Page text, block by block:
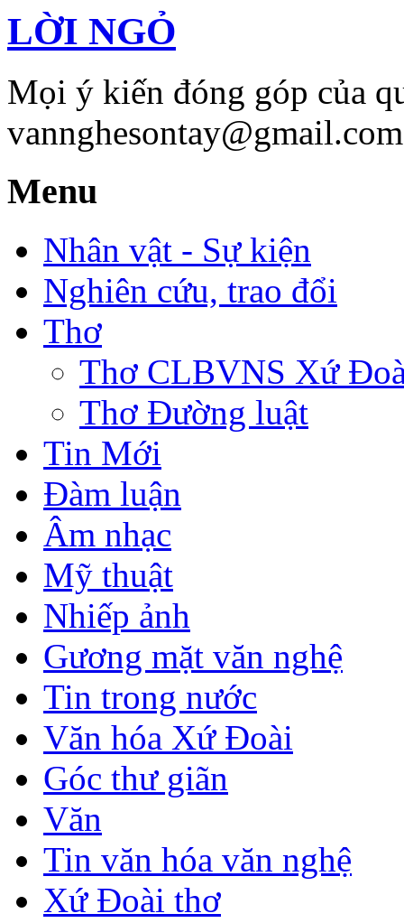
LỜI NGỎ
Mọi ý kiến đóng góp của
Menu
Nhân vật - Sự kiện
Nghiên cứu, trao đổi
Thơ
Thơ CLBVNS Xứ
Thơ Đường luật
Tin Mới
Đàm luận
Âm nhạc
Mỹ thuật
Nhiếp ảnh
Gương mặt văn nghệ
Tin trong nước
Văn hóa Xứ Đoài
Góc thư giãn
Văn
Tin văn hóa văn nghệ
Xứ Đoài thơ